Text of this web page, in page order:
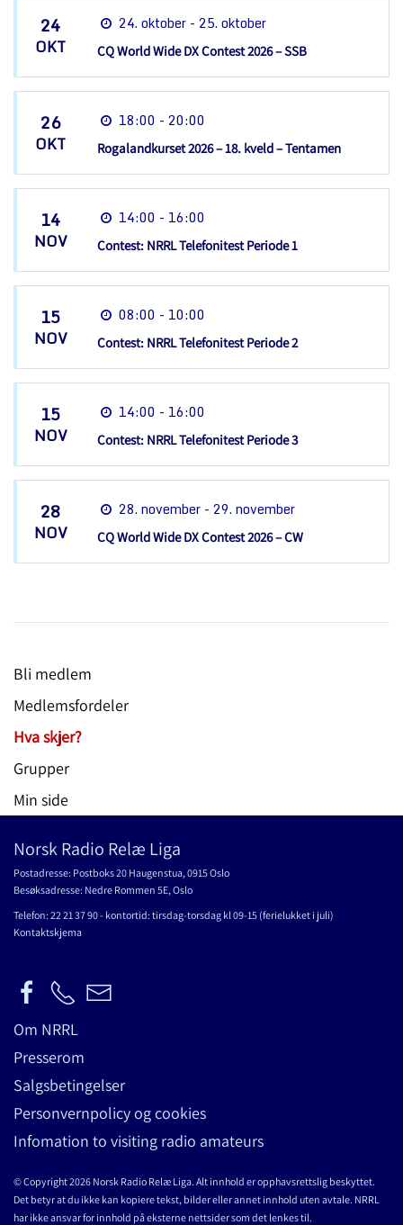
24
OKT
24. oktober - 25. oktober
CQ World Wide DX Contest 2026 – SSB
26
OKT
18:00 - 20:00
Rogalandkurset 2026 – 18. kveld – Tentamen
14
NOV
14:00 - 16:00
Contest: NRRL Telefonitest Periode 1
15
NOV
08:00 - 10:00
Contest: NRRL Telefonitest Periode 2
15
NOV
14:00 - 16:00
Contest: NRRL Telefonitest Periode 3
28
NOV
28. november - 29. november
CQ World Wide DX Contest 2026 – CW
Bli medlem
Medlemsfordeler
Hva skjer?
Grupper
Min side
Norsk Radio Relæ Liga
Postadresse: Postboks 20 Haugenstua, 0915 Oslo
Besøksadresse: Nedre Rommen 5E, Oslo
Telefon: 22 21 37 90 - kontortid: tirsdag-torsdag kl 09-15 (ferielukket i juli)
Kontaktskjema
Om NRRL
Presserom
Salgsbetingelser
Personvernpolicy og cookies
Infomation to visiting radio amateurs
© Copyright 2026 Norsk Radio Relæ Liga. Alt innhold er opphavsrettslig beskyttet.
Det betyr at du ikke kan kopiere tekst, bilder eller annet innhold uten avtale. NRRL
har ikke ansvar for innhold på eksterne nettsider som det lenkes til.